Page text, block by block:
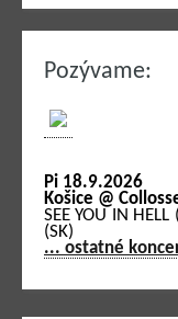
Pozývame:
Pi 18.9.2026
Košice @
SEE YOU IN
(SK)
... ostatné